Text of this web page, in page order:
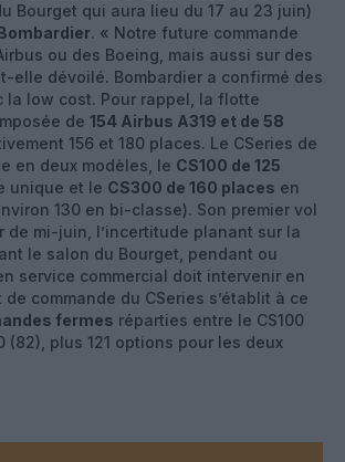
Bourget qui aura lieu du 17 au 23 juin)
. « Notre future commande
ou des Boeing, mais aussi sur des
elle dévoilé. Bombardier a confirmé des
la low cost. Pour rappel, la flotte
de 154 Airbus A319 et de 58
156 et 180 places. Le CSeries de
en deux modèles, le CS100 de 125
unique et le CS300 de 160 places en
130 en bi-classe). Son premier vol
de mi-juin, l’incertitude planant sur la
le salon du Bourget, pendant ou
service commercial doit intervenir en
de commande du CSeries s’établit à ce
fermes réparties entre le CS100
(82), plus 121 options pour les deux